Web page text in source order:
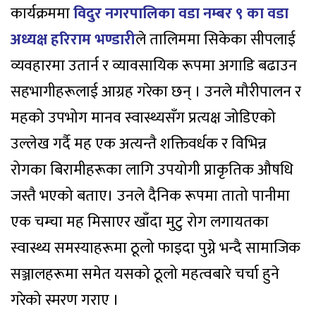
कार्यक्रममाविदुर नगरपालिका वडा नम्बर ९ का वडा
अध्यक्ष हरिराम भण्डारीले तालिममा सिकेका सीपलाई
व्यवहारमा उतार्न र व्यावसायिक रूपमा अगाडि बढाउन
सहभागीहरूलाई आग्रह गरेका छन् । उनले मौरीपालन र
महको उपभोग मानव स्वास्थ्यसँग प्रत्यक्ष जोडिएको
उल्लेख गर्दै मह एक अत्यन्तै शक्तिवर्धक र विभिन्न
रोगका बिरामीहरूका लागि उपयोगी प्राकृतिक औषधि
जस्तै भएको बताए। उनले दैनिक रूपमा तातो पानीमा
एक चम्चा मह मिसाएर खाँदा मुटु रोग लगायतका
स्वास्थ्य समस्याहरूमा ठूलो फाइदा पुग्ने भन्दै सामाजिक
सञ्जालहरूमा समेत यसको ठूलो महत्वबारे चर्चा हुने
गरेको स्मरण गराए ।